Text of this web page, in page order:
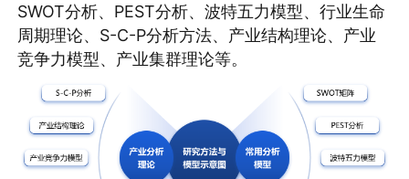
SWOT分析、PEST分析、波特五力模型、行业生命
周期理论、S-C-P分析方法、产业结构理论、产业
竞争力模型、产业集群理论等。